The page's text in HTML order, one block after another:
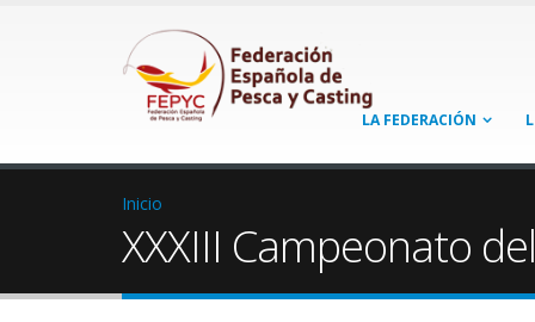
LA FEDERACIÓN
Inicio
XXXIII Campeonato